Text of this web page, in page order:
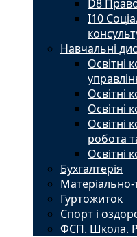
D8
I10
Навчальні
Освітні
Освітні
Освітні
Освітні
робота
Освітні
Бухгалтерія
Матеріально-
Гуртожиток
Спорт і
ФСП. Школа.